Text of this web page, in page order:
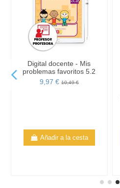
Digital docente - Mis
problemas favoritos 5.2
9,97 € 10,49 €
Añadir a la cesta